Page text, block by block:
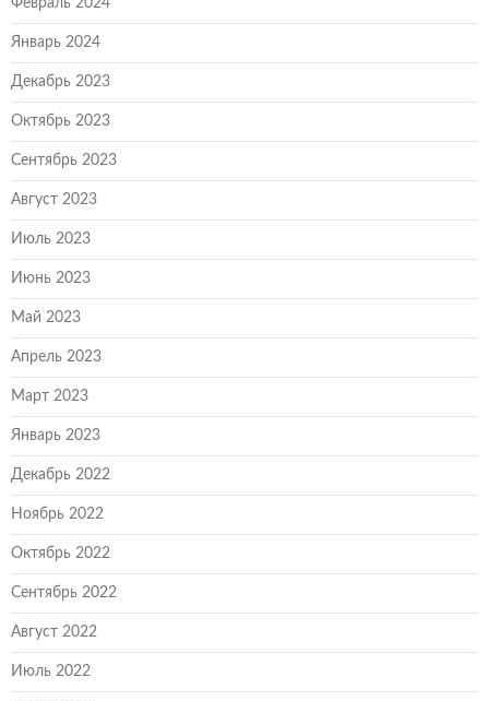
Февраль 2024
Январь 2024
Декабрь 2023
Октябрь 2023
Сентябрь 2023
Август 2023
Июль 2023
Июнь 2023
Май 2023
Апрель 2023
Март 2023
Январь 2023
Декабрь 2022
Ноябрь 2022
Октябрь 2022
Сентябрь 2022
Август 2022
Июль 2022